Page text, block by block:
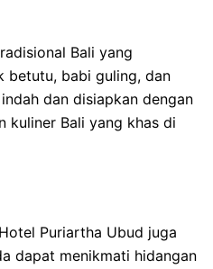
Bali yang
betutu, babi guling, dan
dan disiapkan dengan
kuliner Bali yang khas di
Puriartha Ubud juga
dapat menikmati hidangan